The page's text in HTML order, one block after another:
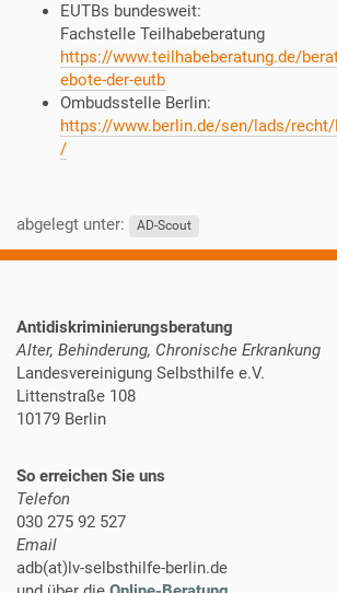
EUTBs bundesweit:
Fachstelle Teilhabeberatung
https://www.teilhabeberatung.de/
ebote-der-eutb
Ombudsstelle Berlin:
https://www.berlin.de/sen/lads/
/
abgelegt unter: AD-Scout
Antidiskriminierungsberatung
Alter, Behinderung, Chronische Erkrankung
Landesvereinigung Selbsthilfe e.V.
Littenstraße 108
10179 Berlin
So erreichen Sie uns
Telefon
030 275 92 527
Email
adb(at)lv-selbsthilfe-berlin.de